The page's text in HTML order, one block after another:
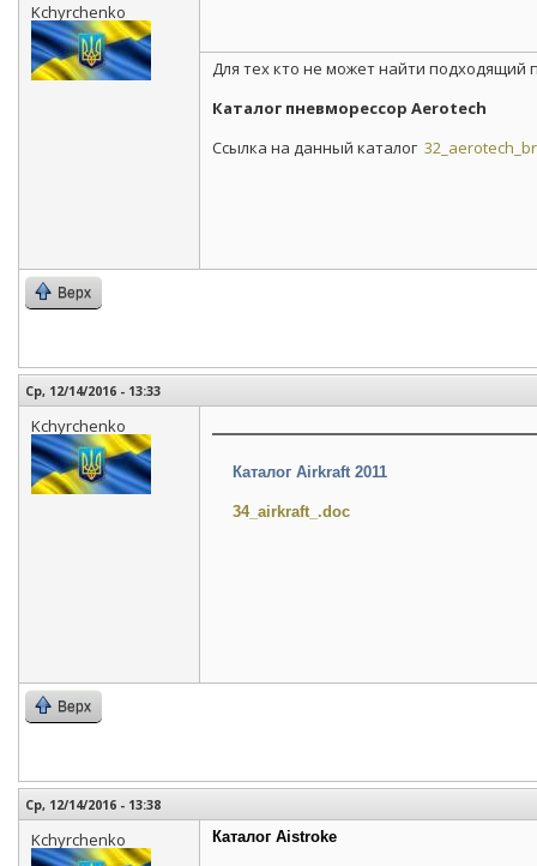
Kchyrchenko
Для тех кто не может найти
Каталог пневморессор Aerotech
Ссылка на данный каталог
Верх
Ср, 12/14/2016 - 13:33
Kchyrchenko
Каталог Airkraft 2011
34_airkraft_.doc
Верх
Ср, 12/14/2016 - 13:38
Kchyrchenko Каталог Aistroke